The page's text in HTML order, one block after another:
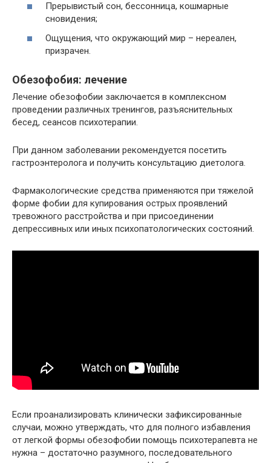
Прерывистый сон, бессонница, кошмарные
сновидения;
Ощущения, что окружающий мир – нереален,
призрачен.
Обезофобия: лечение
Лечение обезофобии заключается в комплексном
проведении различных тренингов, разъяснительных
бесед, сеансов психотерапии.
При данном заболевании рекомендуется посетить
гастроэнтеролога и получить консультацию диетолога.
Фармакологические средства применяются при тяжелой
форме фобии для купирования острых проявлений
тревожного расстройства и при присоединении
депрессивных или иных психопатологических состояний.
Если проанализировать клинически зафиксированные
случаи, можно утверждать, что для полного избавления
от легкой формы обезофобии помощь психотерапевта не
нужна – достаточно разумного, последовательного